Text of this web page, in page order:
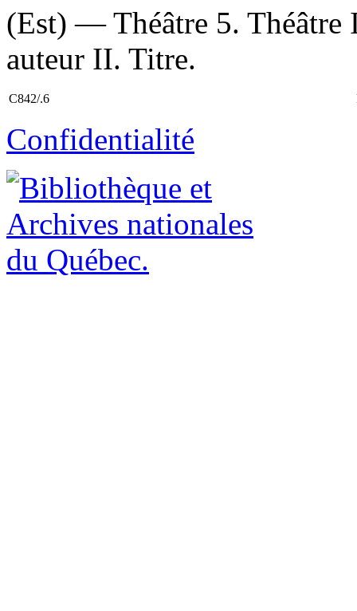
(Est) — Théâtre 5. Théâtre
auteur II. Titre.
C842/.6
Confidentialité